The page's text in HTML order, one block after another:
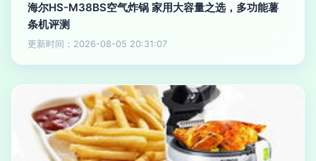
海尔HS-M38BS空气炸锅 家用大容量之选，多功能薯
条机评测
更新时间：2026-08-05 20:31:07